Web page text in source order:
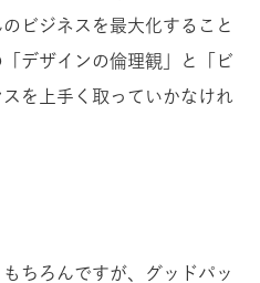
ビジネスを最大化すること
デザインの倫理観」と「ビ
を上手く取っていかなけれ
ちろんですが、グッドパッ